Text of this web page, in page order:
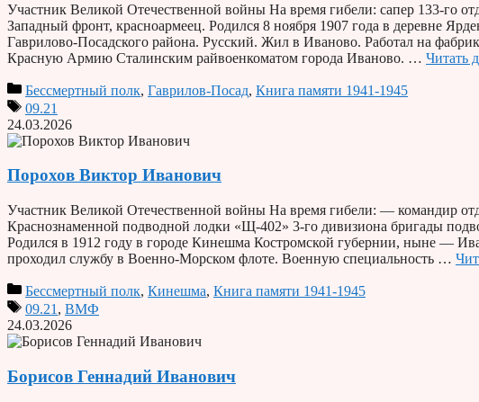
Участник Великой Отечественной войны На время гибели: сапер 133-го
Западный фронт, красноармеец. Родился 8 ноября 1907 года в деревне
Гаврилово-Посадского района. Русский. Жил в Иваново. Работал на
Красную Армию Сталинским райвоенкоматом города Иваново. … Читать
Бессмертный полк, Гаврилов-Посад, Книга памяти 1941-1945
09.21
24.03.2026
Порохов Виктор Иванович
Участник Великой Отечественной войны На время гибели: — командир
Краснознаменной подводной лодки «Щ-402» 3-го дивизиона бригады
Родился в 1912 году в городе Кинешма Костромской губернии, ныне —
проходил службу в Военно-Морском флоте. Военную специальность …
Бессмертный полк, Кинешма, Книга памяти 1941-1945
09.21 , ВМФ
24.03.2026
Борисов Геннадий Иванович